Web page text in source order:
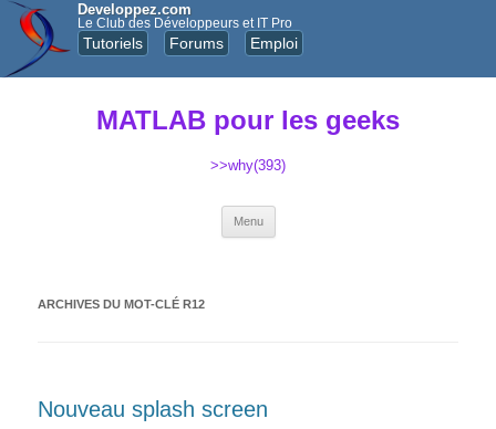
Developpez.com
Le Club des Développeurs et IT Pro
Tutoriels Forums Emploi
MATLAB pour les geeks
>>why(393)
Menu
ARCHIVES DU MOT-CLÉ R12
Nouveau splash screen